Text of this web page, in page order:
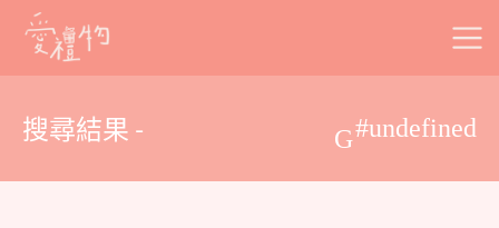
Skip
搜尋結果 - #undefined
G